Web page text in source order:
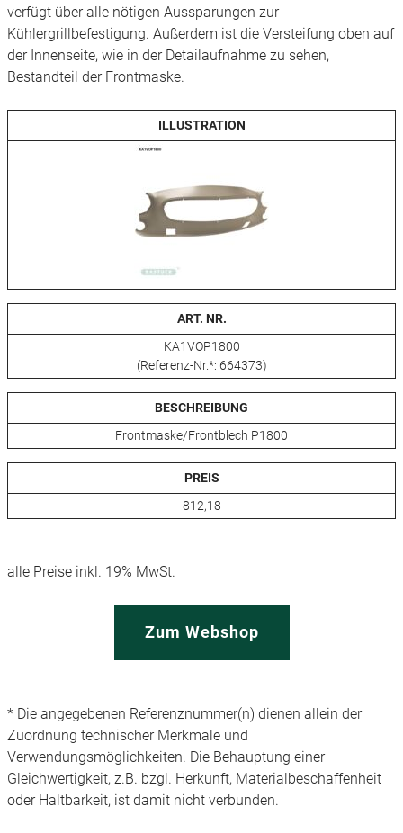
verfügt über alle nötigen Aussparungen zur
Kühlergrillbefestigung. Außerdem ist die Versteifung oben auf
der Innenseite, wie in der Detailaufnahme zu sehen,
Bestandteil der Frontmaske.
ILLUSTRATION
ART. NR.
KA1VOP1800
(Referenz-Nr.*: 664373)
BESCHREIBUNG
Frontmaske/Frontblech P1800
PREIS
812,18
alle Preise inkl. 19% MwSt.
Zum Webshop
* Die angegebenen Referenznummer(n) dienen allein der
Zuordnung technischer Merkmale und
Verwendungsmöglichkeiten. Die Behauptung einer
Gleichwertigkeit, z.B. bzgl. Herkunft, Materialbeschaffenheit
oder Haltbarkeit, ist damit nicht verbunden.